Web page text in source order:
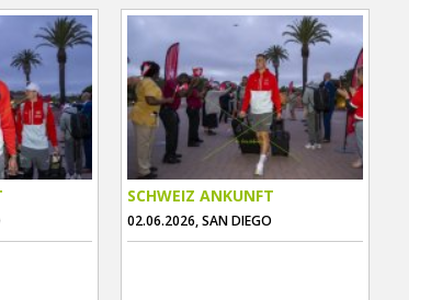
SCHWEIZ ANKUNFT
02.06.2026, SAN DIEGO